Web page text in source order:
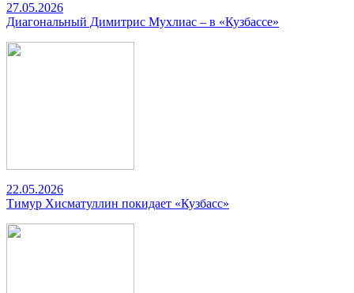
27.05.2026
Диагональный Димитрис Мухлиас – в «Кузбассе»
22.05.2026
Тимур Хисматуллин покидает «Кузбасс»